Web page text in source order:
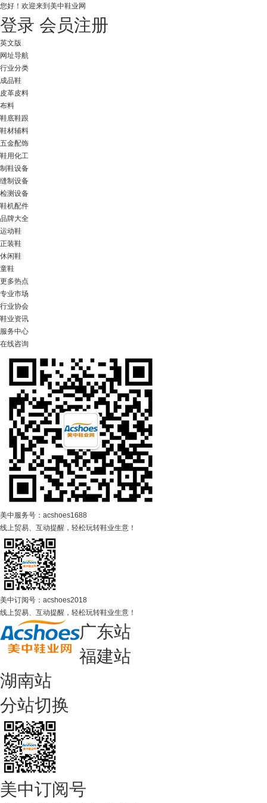
您好！ 欢迎来到美中鞋业网
登录 会员注册
英文版
网址导航
行业分类
成品鞋
皮革皮料
布料
鞋底鞋跟
鞋材辅料
五金配饰
鞋用化工
制鞋设备
缝制设备
检测设备
鞋机配件
品牌大全
运动鞋
正装鞋
休闲鞋
童鞋
更多热点
专业市场
行业协会
鞋业资讯
服务中心
在线咨询
美中服务号：acshoes1688
线上贸易、互动提醒，轻松玩转鞋业生意！
美中订阅号：acshoes2018
线上贸易、互动提醒，轻松玩转鞋业生意！
广东站
福建站
湖南站
分站切换
美中订阅号